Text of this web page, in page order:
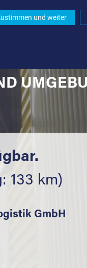
133 km)
GmbH
und weiter